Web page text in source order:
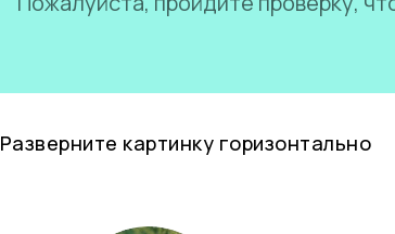
Разверните картинку горизонтально